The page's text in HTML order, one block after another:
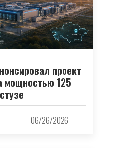
проект
мощностью 125
06/26/2026